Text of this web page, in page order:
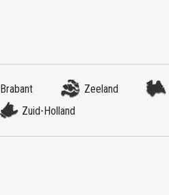
Brabant Zeeland
Zuid-Holland